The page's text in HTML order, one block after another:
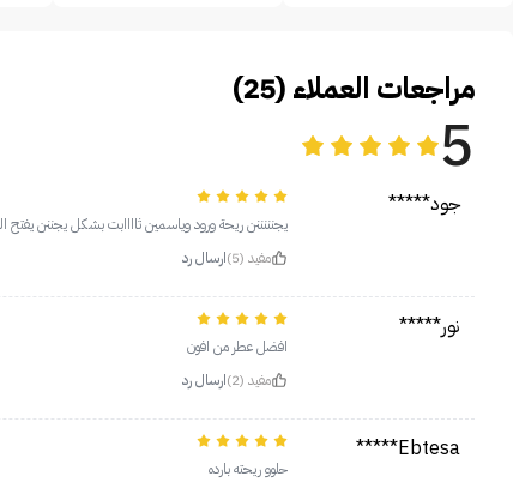
مراجعات العملاء (25)
5
جود*****
يجنننننن ريحة ورود وياسمين ثاااابت بشكل يجننن
مفيد (5)
ارسال رد
نور*****
افضل عطر من افون
مفيد (2)
ارسال رد
Ebtesa*****
حلوو ريحته بارده